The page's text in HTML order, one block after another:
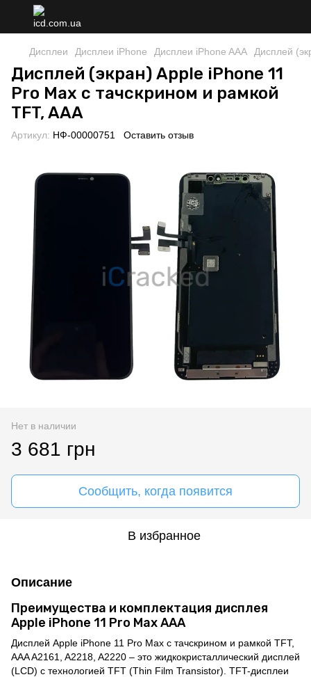
Дисплеи Дисплеи iPhone Дисплеи iPhone AAA Дисплей
Дисплей (экран) Apple iPhone 11
Pro Max с тачскрином и рамкой
TFT, AAA
Артикул: НФ-00000751 Оставить отзыв
Нет в наличии
3 681 грн
Сообщить, когда появится
В избранное
Описание
Преимущества и комплектация дисплея
Apple iPhone 11 Pro Max AAA
Дисплей Apple iPhone 11 Pro Max с тачскрином и рамкой TFT,
AAA A2161, A2218, A2220 – это жидкокристаллический дисплей
(LCD) с технологией TFT (Thin Film Transistor). TFT-дисплеи